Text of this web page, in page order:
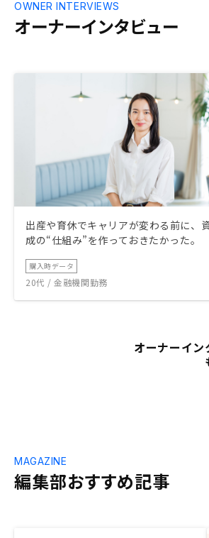
オーナーインタビュー
OWNER INTERVIEWS
出産や育休でキャリアが変わる前に、
成の“仕組み”を作っておきたかった。
購入時データ
20代 / 金融機関勤務
オーナーイン
編集部おすすめ記事
MAGAZINE